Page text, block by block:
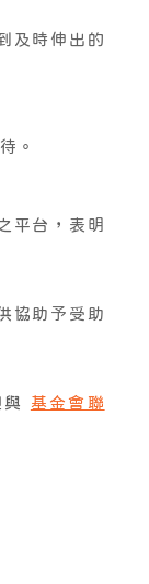
及時伸出的
。
平台，表明
協助予受助
與 基金會聯